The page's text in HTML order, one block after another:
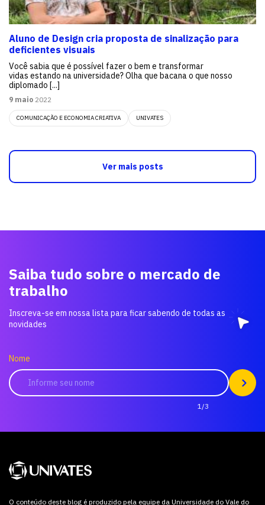
Aluno de Design cria proposta de sinalização para
deficientes visuais
Você sabia que é possível fazer o bem e transformar
vidas estando na universidade? Olha que bacana o que nosso
diplomado [...]
9 maio 2022
COMUNICAÇÃO E ECONOMIA CRIATIVA UNIVATES
Ver mais posts
Saiba tudo sobre o mercado de
trabalho
Inscreva-se em nossa lista para ficar sabendo de todas as
novidades
Nome
1/3
O conteúdo deste blog é produzido pela equipe da Universidade do Vale do